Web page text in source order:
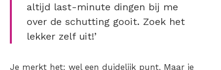
altijd last-minute dingen bij me
over de schutting gooit. Zoek het
lekker zelf uit!’
Je merkt het: wel een duidelijk punt. Maar je